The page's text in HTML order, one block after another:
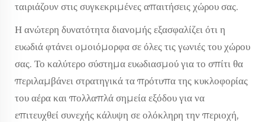
ταιριάζουν στις συγκεκριμένες απαιτήσεις χώρου σας.
Η ανώτερη δυνατότητα διανομής εξασφαλίζει ότι η
ευωδιά φτάνει ομοιόμορφα σε όλες τις γωνιές του χώρου
σας. Το καλύτερο σύστημα ευωδιασμού για το σπίτι θα
περιλαμβάνει στρατηγικά τα πρότυπα της κυκλοφορίας
του αέρα και πολλαπλά σημεία εξόδου για να
επιτευχθεί συνεχής κάλυψη σε ολόκληρη την περιοχή,